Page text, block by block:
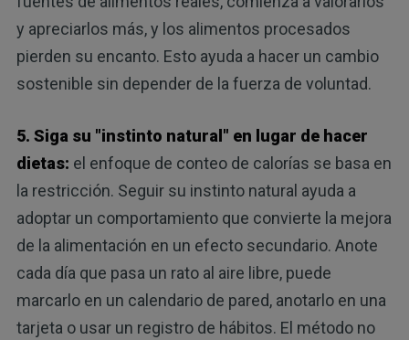
y apreciarlos más, y los alimentos procesados
pierden su encanto. Esto ayuda a hacer un cambio
sostenible sin depender de la fuerza de voluntad.
5. Siga su "instinto natural" en lugar de hacer
dietas: el enfoque de conteo de calorías se basa en
la restricción. Seguir su instinto natural ayuda a
adoptar un comportamiento que convierte la mejora
de la alimentación en un efecto secundario. Anote
cada día que pasa un rato al aire libre, puede
marcarlo en un calendario de pared, anotarlo en una
tarjeta o usar un registro de hábitos. El método no